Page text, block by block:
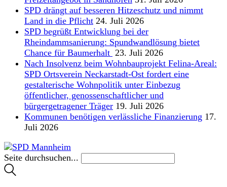
SPD drängt auf besseren Hitzeschutz und nimmt
Land in die Pflicht 24. Juli 2026
SPD begrüßt Entwicklung bei der
Rheindammsanierung: Spundwandlösung bietet
Chance für Baumerhalt 23. Juli 2026
Nach Insolvenz beim Wohnbauprojekt Felina-Areal:
SPD Ortsverein Neckarstadt-Ost fordert eine
gestalterische Wohnpolitik unter Einbezug
öffentlicher, genossenschaftlicher und
bürgergetragener Träger 19. Juli 2026
Kommunen benötigen verlässliche Finanzierung 17.
Juli 2026
Seite durchsuchen...